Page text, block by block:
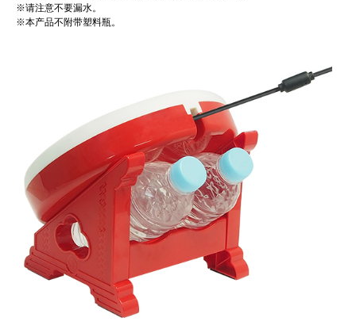
※请注意不要漏水。
※本产品不附带塑料瓶。